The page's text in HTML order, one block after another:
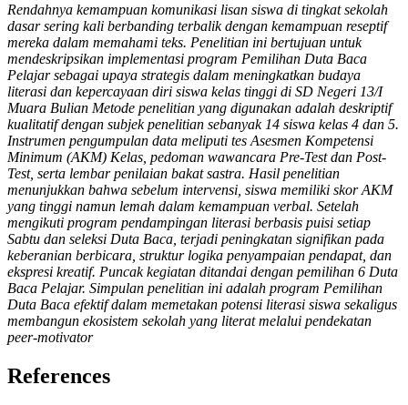
Rendahnya kemampuan komunikasi lisan siswa di tingkat sekolah
dasar sering kali berbanding terbalik dengan kemampuan reseptif
mereka dalam memahami teks. Penelitian ini bertujuan untuk
mendeskripsikan implementasi program Pemilihan Duta Baca
Pelajar sebagai upaya strategis dalam meningkatkan budaya
literasi dan kepercayaan diri siswa kelas tinggi di SD Negeri 13/I
Muara Bulian Metode penelitian yang digunakan adalah deskriptif
kualitatif dengan subjek penelitian sebanyak 14 siswa kelas 4 dan 5.
Instrumen pengumpulan data meliputi tes Asesmen Kompetensi
Minimum (AKM) Kelas, pedoman wawancara Pre-Test dan Post-
Test, serta lembar penilaian bakat sastra. Hasil penelitian
menunjukkan bahwa sebelum intervensi, siswa memiliki skor AKM
yang tinggi namun lemah dalam kemampuan verbal. Setelah
mengikuti program pendampingan literasi berbasis puisi setiap
Sabtu dan seleksi Duta Baca, terjadi peningkatan signifikan pada
keberanian berbicara, struktur logika penyampaian pendapat, dan
ekspresi kreatif. Puncak kegiatan ditandai dengan pemilihan 6 Duta
Baca Pelajar. Simpulan penelitian ini adalah program Pemilihan
Duta Baca efektif dalam memetakan potensi literasi siswa sekaligus
membangun ekosistem sekolah yang literat melalui pendekatan
peer-motivator
References